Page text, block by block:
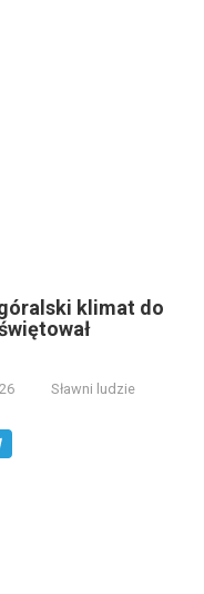
klimat do
Sławni ludzie